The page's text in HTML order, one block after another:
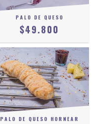
PALO DE QUESO
$49.800
PALO DE QUESO HORNEAR